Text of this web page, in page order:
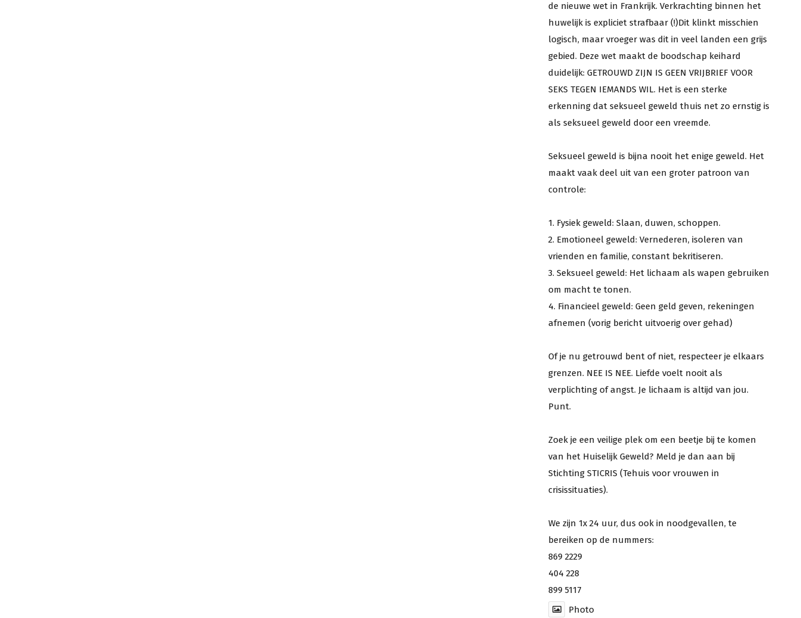
de nieuwe wet in Frankrijk. Verkrachting binnen het
huwelijk is expliciet strafbaar (!)Dit klinkt misschien
logisch, maar vroeger was dit in veel landen een grijs
gebied. Deze wet maakt de boodschap keihard
duidelijk: GETROUWD ZIJN IS GEEN VRIJBRIEF VOOR
SEKS TEGEN IEMANDS WIL. Het is een sterke
erkenning dat seksueel geweld thuis net zo ernstig is
als seksueel geweld door een vreemde.
Seksueel geweld is bijna nooit het enige geweld. Het
maakt vaak deel uit van een groter patroon van
controle:
1. Fysiek geweld: Slaan, duwen, schoppen.
2. Emotioneel geweld: Vernederen, isoleren van
vrienden en familie, constant bekritiseren.
3. Seksueel geweld: Het lichaam als wapen gebruiken
om macht te tonen.
4. Financieel geweld: Geen geld geven, rekeningen
afnemen (vorig bericht uitvoerig over gehad)
Of je nu getrouwd bent of niet, respecteer je elkaars
grenzen. NEE IS NEE. Liefde voelt nooit als
verplichting of angst. Je lichaam is altijd van jou.
Punt.
Zoek je een veilige plek om een beetje bij te komen
van het Huiselijk Geweld? Meld je dan aan bij
Stichting STICRIS (Tehuis voor vrouwen in
crisissituaties).
We zijn 1x 24 uur, dus ook in noodgevallen, te
bereiken op de nummers:
869 2229
404 228
899 5117
Photo